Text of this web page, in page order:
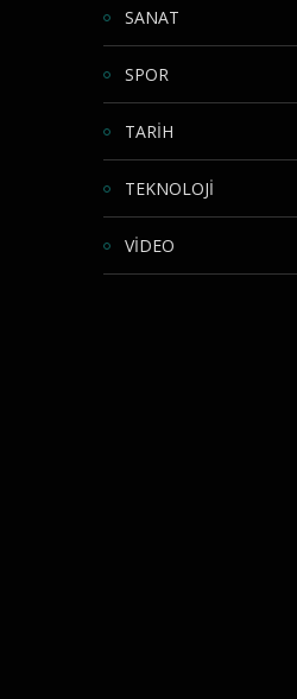
SANAT
SPOR
TARİH
TEKNOLOJİ
VİDEO